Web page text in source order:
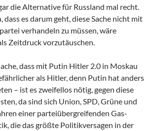
die Alternative für Russland mal recht.
dass es darum geht, diese Sache nicht mit
verhandeln zu müssen, wäre
Zeitdruck vorzutäuschen.
dass mit Putin Hitler 2.0 in Moskau
als Hitler, denn Putin hat anders
– ist es zweifellos nötig, gegen diese
da sind sich Union, SPD, Grüne und
einer parteiübergreifenden Gas-
die das größte Politikversagen in der